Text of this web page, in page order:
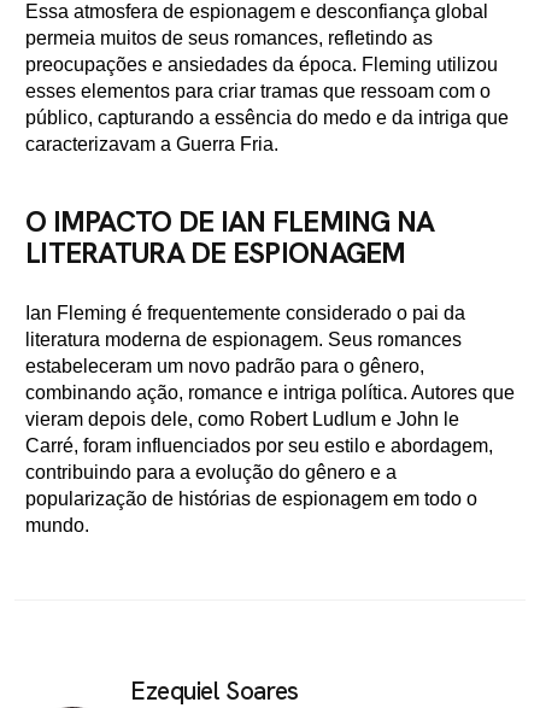
Essa atmosfera de espionagem e desconfiança global
permeia muitos de seus romances, refletindo as
preocupações e ansiedades da época. Fleming utilizou
esses elementos para criar tramas que ressoam com o
público, capturando a essência do medo e da intriga que
caracterizavam a Guerra Fria.
O IMPACTO DE IAN FLEMING NA
LITERATURA DE ESPIONAGEM
Ian Fleming é frequentemente considerado o pai da
literatura moderna de espionagem. Seus romances
estabeleceram um novo padrão para o gênero,
combinando ação, romance e intriga política. Autores que
vieram depois dele, como Robert Ludlum e John le
Carré, foram influenciados por seu estilo e abordagem,
contribuindo para a evolução do gênero e a
popularização de histórias de espionagem em todo o
mundo.
Ezequiel Soares